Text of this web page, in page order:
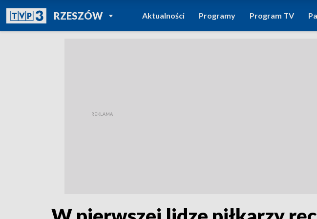
RZESZÓWPOWRÓT DO
TVP REGIONY
Aktualności Programy Program TV